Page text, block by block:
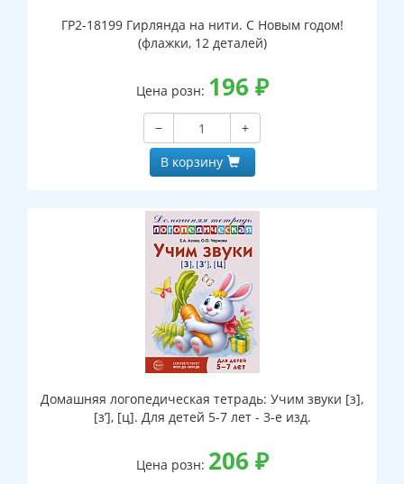
ГР2-18199 Гирлянда на нити. С Новым годом!
(флажки, 12 деталей)
Цена розн: 196 ₽
−
+
В корзину
Домашняя логопедическая тетрадь: Учим звуки [з],
[з’], [ц]. Для детей 5-7 лет - 3-е изд.
Цена розн: 206 ₽